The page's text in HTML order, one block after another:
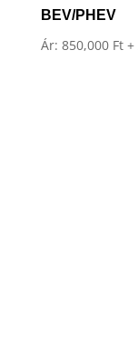
BEV/PHEV
Ár: 850,000 Ft +